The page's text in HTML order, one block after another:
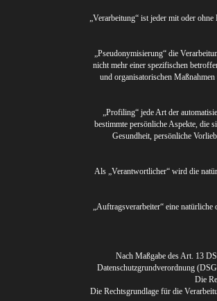
„Verarbeitung“ ist jeder mit oder
„Pseudonymisierung“ die
nicht mehr einer spezifischen
und organisatorischen
„Profiling“ jede Art der
bestimmte persönliche Aspekte, die
Gesundheit, persönliche
Als „Verantwortlicher“ wird die
„Auftragsverarbeiter“ eine
Nach Maßgabe des Art. 13
Datenschutzgrundverordnung
Die
Die Rechtsgrundlage für die